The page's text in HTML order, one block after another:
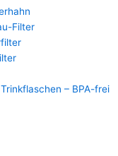
Filter
– BPA-frei